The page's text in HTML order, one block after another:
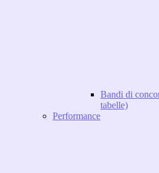
Bandi di
tabelle)
Performance